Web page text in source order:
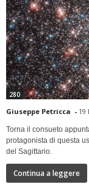
280
Giuseppe Petricca - 19
Torna il consueto
protagonista di questa
del Sagittario.
Continua a leggere